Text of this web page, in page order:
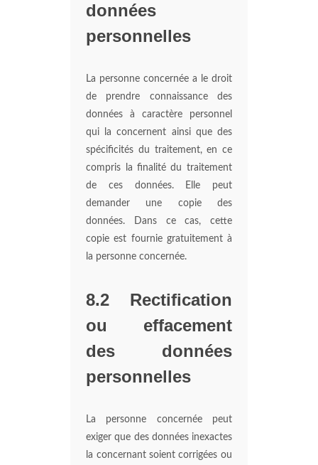
données
personnelles
La personne concernée a le droit
de prendre connaissance des
données à caractère personnel
qui la concernent ainsi que des
spécificités du traitement, en ce
compris la finalité du traitement
de ces données. Elle peut
demander une copie des
données. Dans ce cas, cette
copie est fournie gratuitement à
la personne concernée.
8.2 Rectification
ou effacement
des données
personnelles
La personne concernée peut
exiger que des données inexactes
la concernant soient corrigées ou